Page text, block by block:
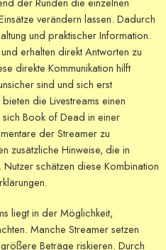
verändern lassen. Dadurch
und praktischer Information.
erhalten direkt Antworten zu
direkte Kommunikation hilft
sind und sich erst
die Livestreams einen
Book of Dead in einer
der Streamer zu
zusätzliche Hinweise, die in
schätzen diese Kombination
liegt in der Möglichkeit,
Manche Streamer setzen
Beträge riskieren. Durch